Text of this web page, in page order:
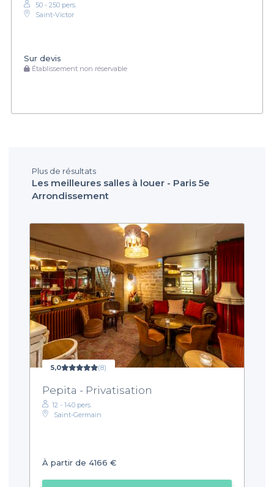
50 - 250 pers.
Saint-Victor
Sur devis
Établissement non réservable
Plus de résultats
Les meilleures salles à louer - Paris 5e
Arrondissement
5,0 (8)
Pepita - Privatisation
12 - 140 pers.
Saint-Germain
À partir de 4166 €